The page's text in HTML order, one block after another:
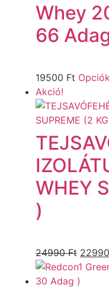
Whey
66
19500 Ft
Akció!
WHEY
)
24990Ft 22990